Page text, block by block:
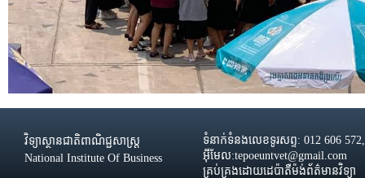
វិទ្យាស្ថានជាតិពាណិជ្ជសាស្រ្ដ
National Institute Of Business
ទំនាក់ទំនងលេខទូរសព្ទ: 012 606
អ៊ីមែល:tepoeuntvet@gmail.com
គ្រប់គ្រងដោយដេប៉ាតឺម៉ង់ព័ត៌មានវិទ្យា